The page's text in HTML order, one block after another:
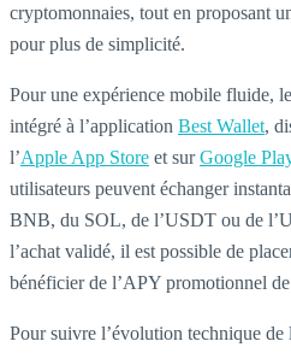
cryptomonnaies, tout en proposant
pour plus de simplicité.
Pour une expérience mobile fluide,
intégré à l’application Best Wallet,
l’Apple App Store et surGoogle
utilisateurs peuvent échanger
BNB, du SOL, de l’USDT ou de
l’achat validé, il est possible de
bénéficier de l’APY promotionnel
Pour suivre l’évolution technique